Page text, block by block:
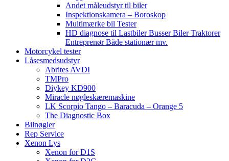
Andet måleudstyr til biler
Inspektionskamera – Boroskop
Multimærke bil Tester
HD diagnose til Lastbiler Busser Biler Traktorer
Entreprenør Både stationær mv.
Motorcykel tester
Låsesmedsudstyr
Abrites AVDI
TMPro
Diykey KD900
Miracle nøgleskæremaskine
LK Scorpio Tango – Baracuda – Orange 5
The Diagnostic Box
Bilnøgler
Rep Service
Xenon Lys
Xenon for D1S